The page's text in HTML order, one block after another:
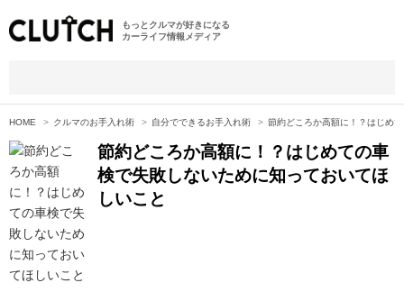
もっとクルマが好きになる
カーライフ情報メディア
HOME クルマのお手入れ術 自分でできるお手入れ術 節約どころか高額に！？はじめ
節約どころか高額に！？はじめての車
検で失敗しないために知っておいてほ
しいこと